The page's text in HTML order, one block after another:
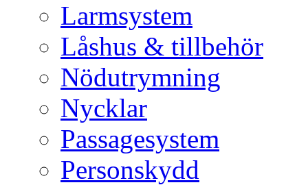
Larmsystem
Låshus & tillbehör
Nödutrymning
Nycklar
Passagesystem
Personskydd